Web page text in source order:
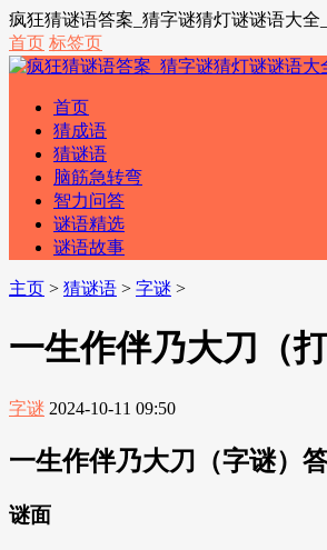
疯狂猜谜语答案_猜字谜猜灯谜谜语大全
首页 标签页
首页
猜成语
猜谜语
脑筋急转弯
智力问答
谜语精选
谜语故事
主页 > 猜谜语 > 字谜 >
一生作伴乃大刀（打
字谜 2024-10-11 09:50
一生作伴乃大刀（字谜）
谜面